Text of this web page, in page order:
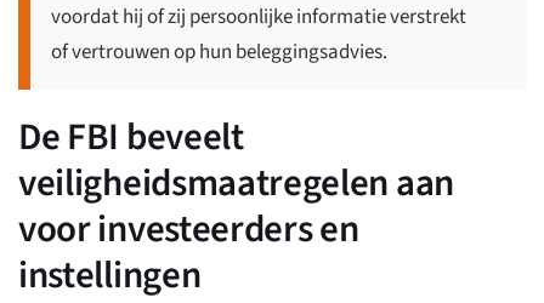
voordat hij of zij persoonlijke informatie verstrekt
of vertrouwen op hun beleggingsadvies.
De FBI beveelt
veiligheidsmaatregelen aan
voor investeerders en
instellingen